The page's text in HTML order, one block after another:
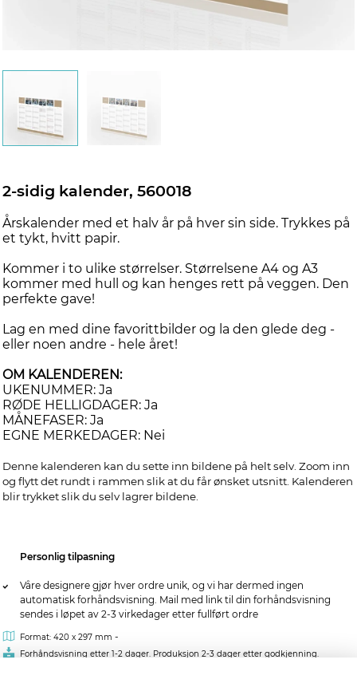
2-sidig kalender, 560018
Årskalender med et halv år på hver sin side. Trykkes på
et tykt, hvitt papir.
Kommer i to ulike størrelser. Størrelsene A4 og A3
kommer med hull og kan henges rett på veggen. Den
perfekte gave!
Lag en med dine favorittbilder og la den glede deg -
eller noen andre - hele året!
OM KALENDEREN:
UKENUMMER: Ja
RØDE HELLIGDAGER: Ja
MÅNEFASER: Ja
EGNE MERKEDAGER: Nei
Denne kalenderen kan du sette inn bildene på helt selv. Zoom inn
og flytt det rundt i rammen slik at du får ønsket utsnitt. Kalenderen
blir trykket slik du selv lagrer bildene.
Personlig tilpasning
Våre designere gjør hver ordre unik, og vi har dermed ingen
automatisk forhåndsvisning. Mail med link til din forhåndsvisning
sendes i løpet av 2-3 virkedager etter fullført ordre
Format: 420 x 297 mm -
Forhåndsvisning etter 1-2 dager. Produksjon 2-3 dager etter godkjenning.